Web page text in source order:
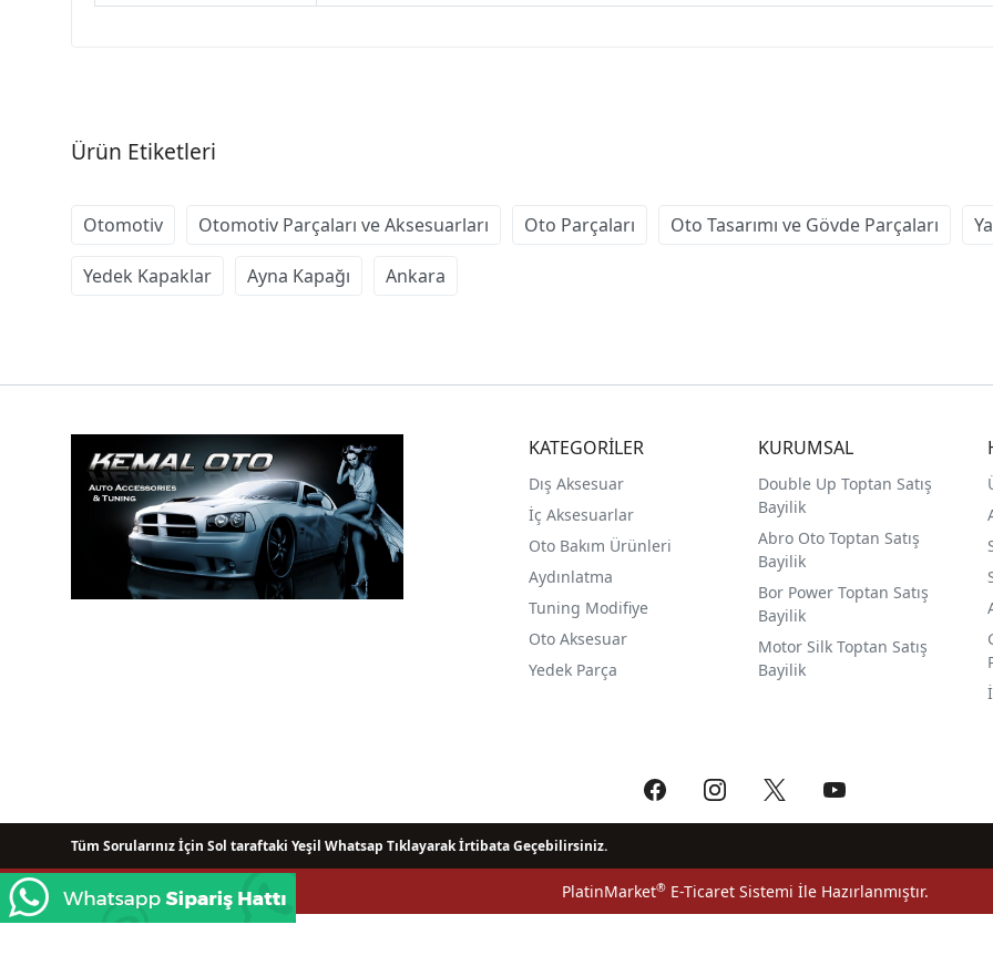
Ürün Etiketleri
Otomotiv Otomotiv Parçaları ve Aksesuarları Oto Parçaları Oto Tasarımı ve Gövde Parçaları
Yedek Kapaklar Ayna Kapağı Ankara
KATEGORİLER
Dış Aksesuar
İç Aksesuarlar
Oto Bakım Ürünleri
Aydınlatma
Tuning Modifiye
Oto Aksesuar
Yedek Parça
KURUMSAL
Double Up Toptan Satış
Bayilik
Abro Oto Toptan Satış
Bayilik
Bor Power Toptan Satış
Bayilik
Motor Silk Toptan Satış
Bayilik
Tüm Sorularınız İçin Sol taraftaki Yeşil Whatsap Tıklayarak İrtibata Geçebilirsiniz.
PlatinMarket®E-Ticaret Sistemi İle Hazırlanmıştır.